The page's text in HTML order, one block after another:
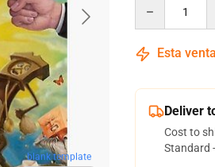
blank template
Esta
Deliver
Cost to
Standard